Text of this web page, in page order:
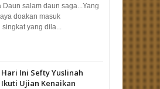
Daun salam daun saga...Yang
doakan masuk
yang dila...
Hari Ini Sefty Yuslinah
Ikuti Ujian Kenaikan